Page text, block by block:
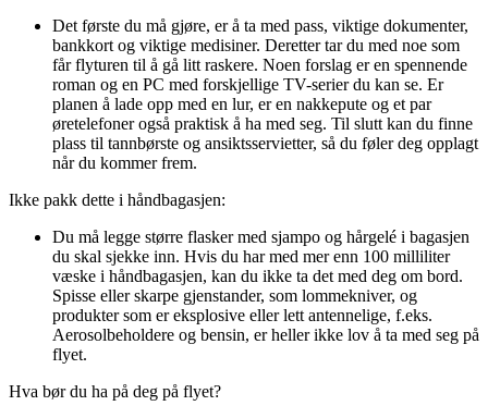
Det første du må gjøre, er å ta med pass, viktige dokumenter,
bankkort og viktige medisiner. Deretter tar du med noe som
får flyturen til å gå litt raskere. Noen forslag er en spennende
roman og en PC med forskjellige TV-serier du kan se. Er
planen å lade opp med en lur, er en nakkepute og et par
øretelefoner også praktisk å ha med seg. Til slutt kan du finne
plass til tannbørste og ansiktsservietter, så du føler deg opplagt
når du kommer frem.
Ikke pakk dette i håndbagasjen:
Du må legge større flasker med sjampo og hårgelé i bagasjen
du skal sjekke inn. Hvis du har med mer enn 100 milliliter
væske i håndbagasjen, kan du ikke ta det med deg om bord.
Spisse eller skarpe gjenstander, som lommekniver, og
produkter som er eksplosive eller lett antennelige, f.eks.
Aerosolbeholdere og bensin, er heller ikke lov å ta med seg på
flyet.
Hva bør du ha på deg på flyet?